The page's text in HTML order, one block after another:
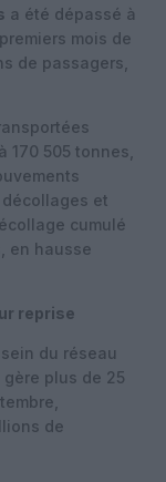
a été dépassé à
mois de
de passagers,
170 505 tonnes
décollages et
cumulé
, en hausse
reprise
du réseau
plus de 25
de